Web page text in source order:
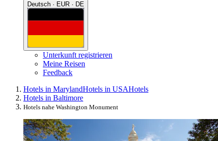
Deutsch · EUR · DE
Unterkunft registrieren
Meine Reisen
Feedback
Hotels in MarylandHotels in USAHotels
Hotels in Baltimore
Hotels nahe Washington Monument